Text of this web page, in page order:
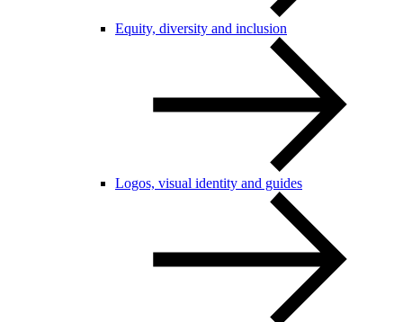
Equity, diversity and inclusion
Logos, visual identity and guides